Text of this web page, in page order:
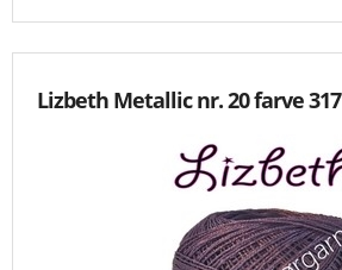
Lizbeth Metallic nr. 20 farve 317